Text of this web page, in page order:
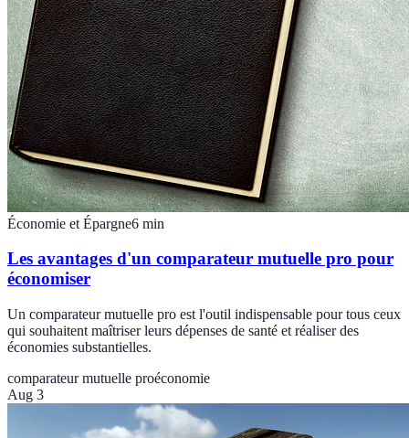
Économie et Épargne6 min
Les avantages d'un comparateur mutuelle pro pour
économiser
Un comparateur mutuelle pro est l'outil indispensable pour tous ceux
qui souhaitent maîtriser leurs dépenses de santé et réaliser des
économies substantielles.
comparateur mutuelle proéconomie
Aug 3